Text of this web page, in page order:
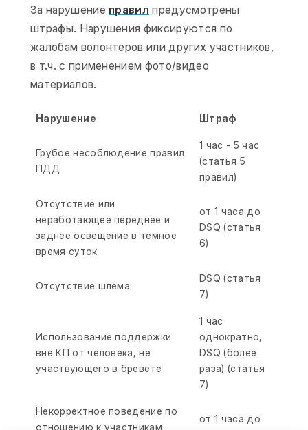
За нарушение правил предусмотрены
штрафы. Нарушения фиксируются по
жалобам волонтеров или других участников,
в т.ч. с применением фото/видео
материалов.
Нарушение Штраф
Грубое несоблюдение правил
ПДД
1 час - 5 час
(статья 5
правил)
Отсутствие или
неработающее переднее и
заднее освещение в темное
время суток
от 1 часа до
DSQ (статья
6)
Отсутствие шлема
DSQ (статья
7)
Использование поддержки
вне КП от человека, не
участвующего в бревете
1 час
однократно,
DSQ (более
раза) (статья
7)
Некорректное поведение по
отношению к участникам
от 1 часа до